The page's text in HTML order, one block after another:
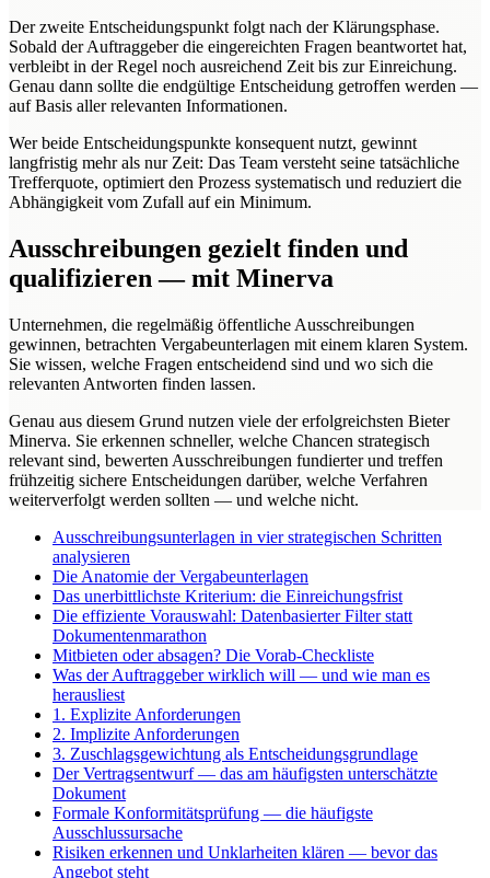
Der zweite Entscheidungspunkt folgt nach der Klärungsphase.
Sobald der Auftraggeber die eingereichten Fragen beantwortet hat,
verbleibt in der Regel noch ausreichend Zeit bis zur Einreichung.
Genau dann sollte die endgültige Entscheidung getroffen werden —
auf Basis aller relevanten Informationen.
Wer beide Entscheidungspunkte konsequent nutzt, gewinnt
langfristig mehr als nur Zeit: Das Team versteht seine tatsächliche
Trefferquote, optimiert den Prozess systematisch und reduziert die
Abhängigkeit vom Zufall auf ein Minimum.
Ausschreibungen gezielt finden und
qualifizieren — mit Minerva
Unternehmen, die regelmäßig öffentliche Ausschreibungen
gewinnen, betrachten Vergabeunterlagen mit einem klaren System.
Sie wissen, welche Fragen entscheidend sind und wo sich die
relevanten Antworten finden lassen.
Genau aus diesem Grund nutzen viele der erfolgreichsten Bieter
Minerva. Sie erkennen schneller, welche Chancen strategisch
relevant sind, bewerten Ausschreibungen fundierter und treffen
frühzeitig sichere Entscheidungen darüber, welche Verfahren
weiterverfolgt werden sollten — und welche nicht.
Ausschreibungsunterlagen in vier strategischen Schritten
analysieren
Die Anatomie der Vergabeunterlagen
Das unerbittlichste Kriterium: die Einreichungsfrist
Die effiziente Vorauswahl: Datenbasierter Filter statt
Dokumentenmarathon
Mitbieten oder absagen? Die Vorab-Checkliste
Was der Auftraggeber wirklich will — und wie man es
herausliest
1. Explizite Anforderungen
2. Implizite Anforderungen
3. Zuschlagsgewichtung als Entscheidungsgrundlage
Der Vertragsentwurf — das am häufigsten unterschätzte
Dokument
Formale Konformitätsprüfung — die häufigste
Ausschlussursache
Risiken erkennen und Unklarheiten klären — bevor das
Angebot steht